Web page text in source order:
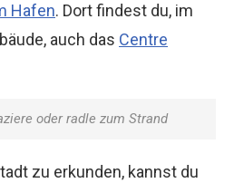
Hafen. Dort findest du, im
auch das Centre
oder radle zum Strand
zu erkunden, kannst du